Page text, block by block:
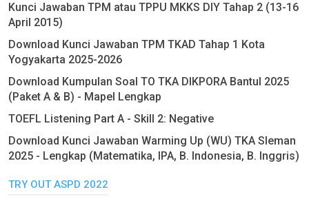
Kunci Jawaban TPM atau TPPU MKKS DIY Tahap 2 (13-16
April 2015)
Download Kunci Jawaban TPM TKAD Tahap 1 Kota
Yogyakarta 2025-2026
Download Kumpulan Soal TO TKA DIKPORA Bantul 2025
(Paket A & B) - Mapel Lengkap
TOEFL Listening Part A - Skill 2: Negative
Download Kunci Jawaban Warming Up (WU) TKA Sleman
2025 - Lengkap (Matematika, IPA, B. Indonesia, B. Inggris)
TRY OUT ASPD 2022